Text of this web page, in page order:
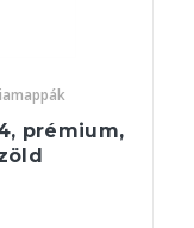
prémium,